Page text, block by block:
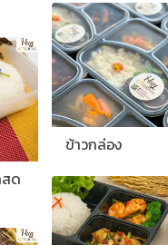
ข้าวกล่อง
ด